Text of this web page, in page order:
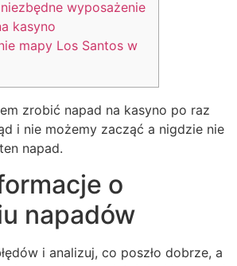
wyposażenie
kasyno
mapy Los Santos w
zrobić napad na kasyno po raz
i nie możemy zacząć a nigdzie nie
napad.
o
napadów
i analizuj, co poszło dobrze, a